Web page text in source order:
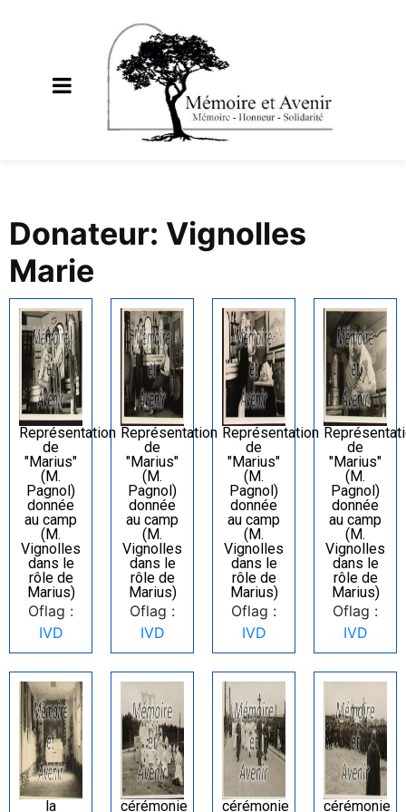
Donateur: Vignolles
Marie
Représentation
de
"Marius"
(M.
Pagnol)
donnée
au camp
(M.
Vignolles
dans le
rôle de
Marius)
Oflag :
IVD
Représentation
de
"Marius"
(M.
Pagnol)
donnée
au camp
(M.
Vignolles
dans le
rôle de
Marius)
Oflag :
IVD
Représentation
de
"Marius"
(M.
Pagnol)
donnée
au camp
(M.
Vignolles
dans le
rôle de
Marius)
Oflag :
IVD
de
"Marius"
(M.
Pagnol)
donnée
au camp
(M.
Vignolles
dans le
rôle de
Marius)
Oflag :
IVD
la cérémonie cérémonie cérémonie